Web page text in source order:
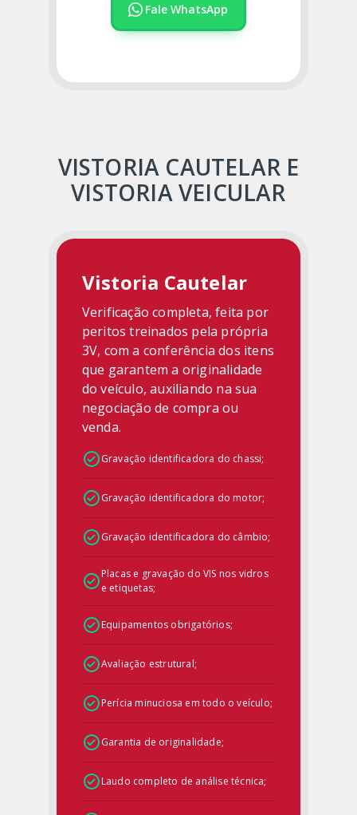
Fale WhatsApp
VISTORIA CAUTELAR E
VISTORIA VEICULAR
Vistoria Cautelar
Verificação completa, feita por
peritos treinados pela própria
3V, com a conferência dos itens
que garantem a originalidade
do veículo, auxiliando na sua
negociação de compra ou
venda.
Gravação identificadora do chassi;
Gravação identificadora do motor;
Gravação identificadora do câmbio;
Placas e gravação do VIS nos vidros
e etiquetas;
Equipamentos obrigatórios;
Avaliação estrutural;
Perícia minuciosa em todo o veículo;
Garantia de originalidade;
Laudo completo de análise técnica;